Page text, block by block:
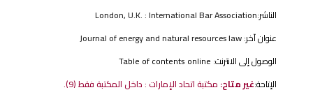
الناشر:London, U.K. : International Bar Association
عنوان آخر:Journal of energy and natural resources law
الوصول إلى الانترنت: Table of contents online
الإتاحة:غير متاح: مكتبة اتحاد الإمارات : داخل المكتبة فقط(9).